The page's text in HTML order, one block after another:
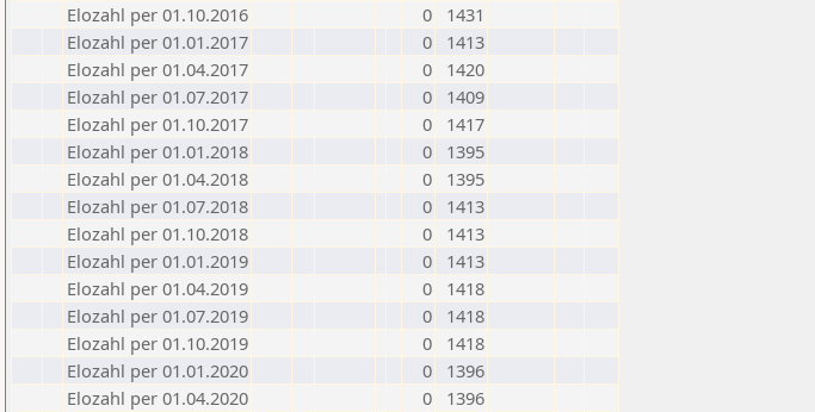
Elozahl per 01.10.2016
0
1431
Elozahl per 01.01.2017
0
1413
Elozahl per 01.04.2017
0
1420
Elozahl per 01.07.2017
0
1409
Elozahl per 01.10.2017
0
1417
Elozahl per 01.01.2018
0
1395
Elozahl per 01.04.2018
0
1395
Elozahl per 01.07.2018
0
1413
Elozahl per 01.10.2018
0
1413
Elozahl per 01.01.2019
0
1413
Elozahl per 01.04.2019
0
1418
Elozahl per 01.07.2019
0
1418
Elozahl per 01.10.2019
0
1418
Elozahl per 01.01.2020
0
1396
Elozahl per 01.04.2020
0
1396